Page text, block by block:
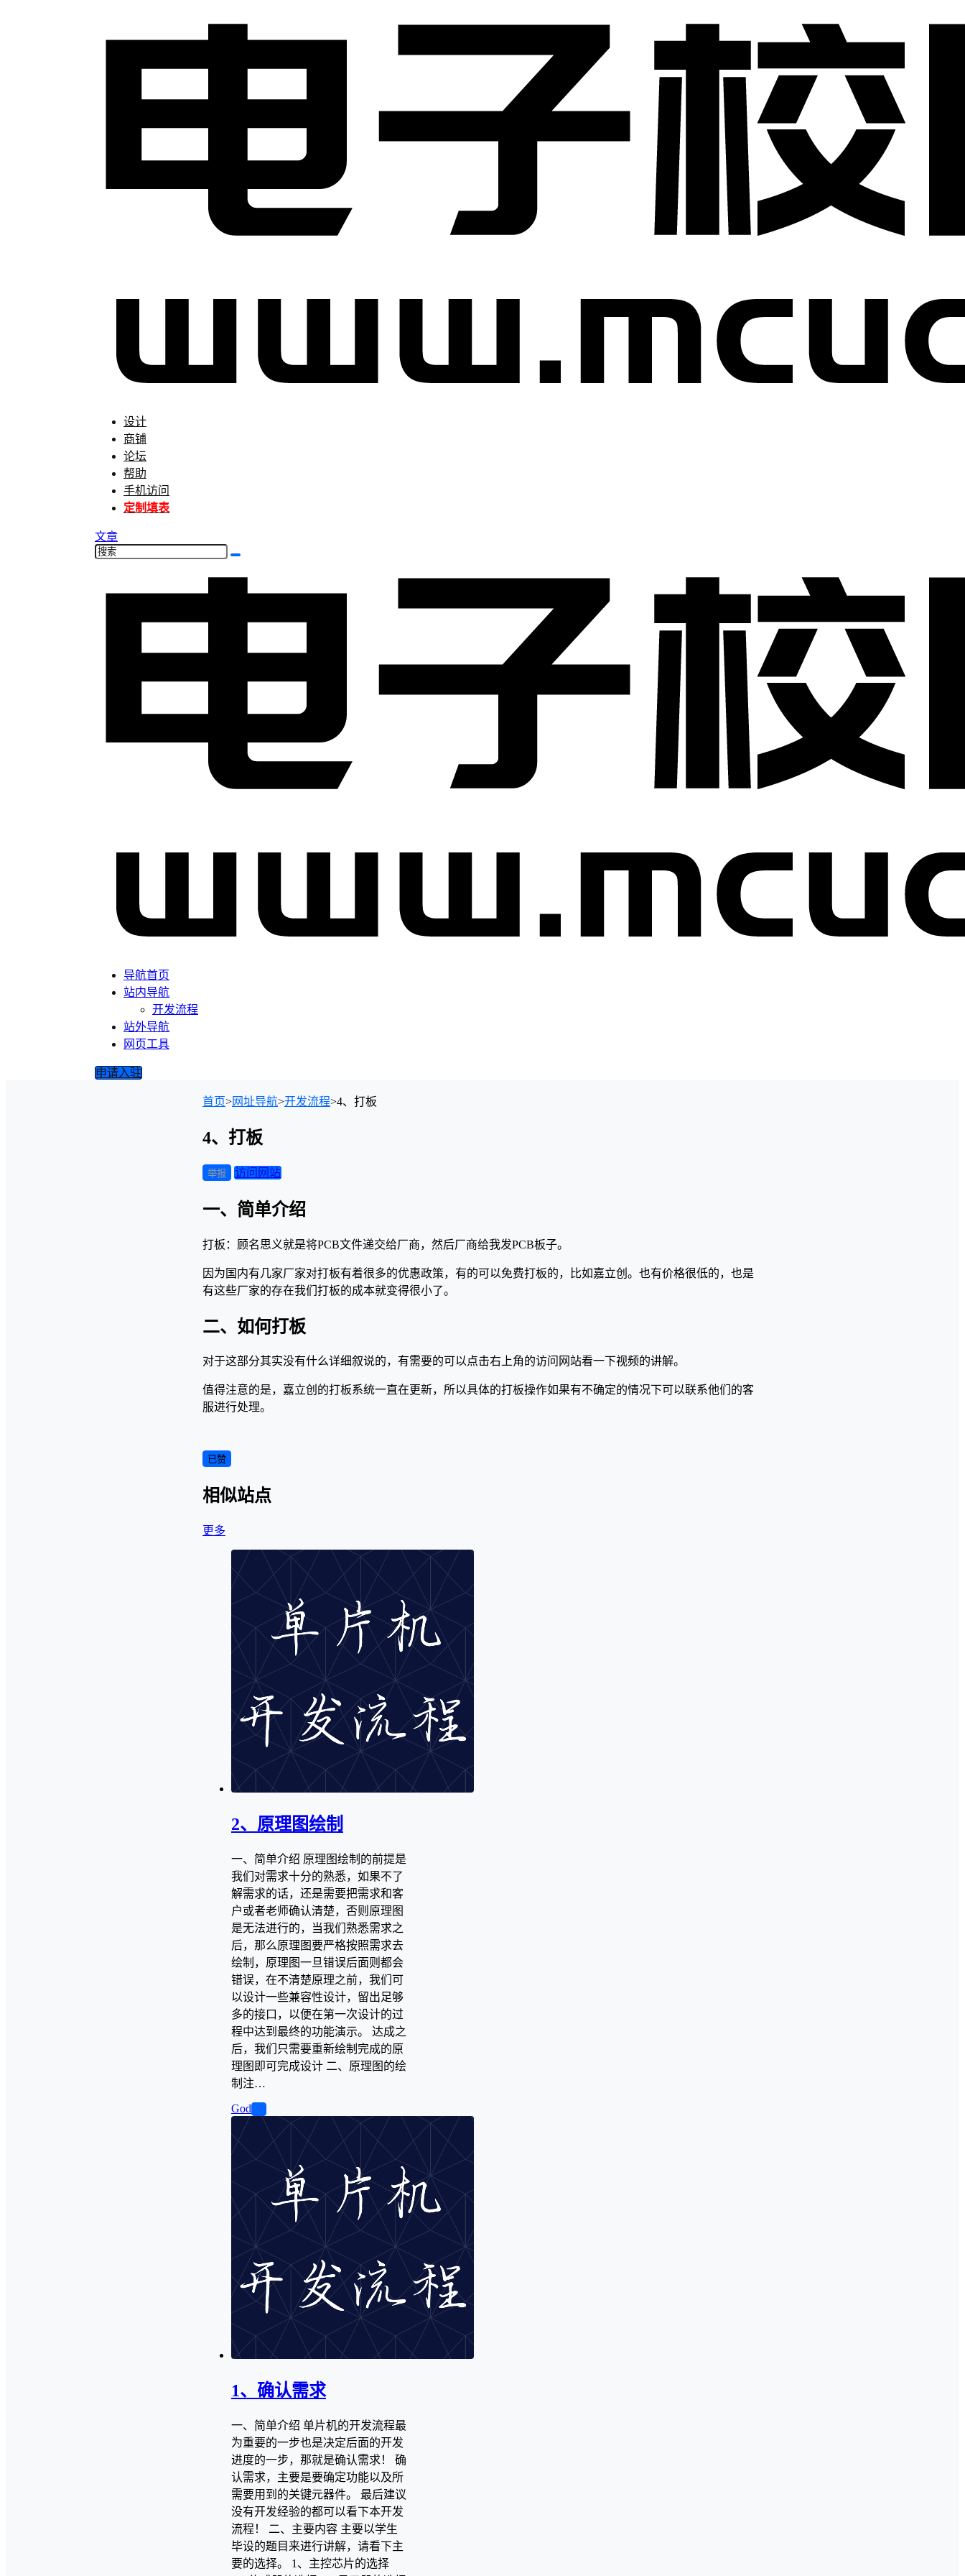
设计
商铺
论坛
帮助
手机访问
定制填表
文章
导航首页
站内导航
开发流程
站外导航
网页工具
申请入驻
首页>网址导航>开发流程>4、打板
4、打板
举报 访问网站
一、简单介绍
打板：顾名思义就是将PCB文件递交给厂商，然后厂商给我发PCB板子。
因为国内有几家厂家对打板有着很多的优惠政策，有的可以免费打板的，比如嘉立创。也有价格很低的，也是
有这些厂家的存在我们打板的成本就变得很小了。
二、如何打板
对于这部分其实没有什么详细叙说的，有需要的可以点击右上角的访问网站看一下视频的讲解。
值得注意的是，嘉立创的打板系统一直在更新，所以具体的打板操作如果有不确定的情况下可以联系他们的客
服进行处理。
已赞
相似站点
更多
2、原理图绘制
一、简单介绍 原理图绘制的前提是
我们对需求十分的熟悉，如果不了
解需求的话，还是需要把需求和客
户或者老师确认清楚，否则原理图
是无法进行的，当我们熟悉需求之
后，那么原理图要严格按照需求去
绘制，原理图一旦错误后面则都会
错误，在不清楚原理之前，我们可
以设计一些兼容性设计，留出足够
多的接口，以便在第一次设计的过
程中达到最终的功能演示。 达成之
后，我们只需要重新绘制完成的原
理图即可完成设计 二、原理图的绘
制注…
God
1、确认需求
一、简单介绍 单片机的开发流程最
为重要的一步也是决定后面的开发
进度的一步，那就是确认需求！ 确
认需求，主要是要确定功能以及所
需要用到的关键元器件。 最后建议
没有开发经验的都可以看下本开发
流程！ 二、主要内容 主要以学生
毕设的题目来进行讲解，请看下主
要的选择。 1、主控芯片的选择